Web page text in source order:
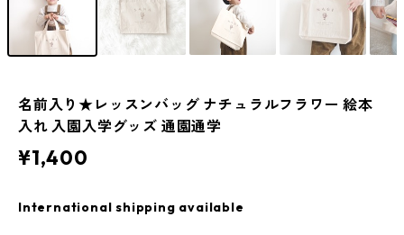
名前入り★レッスンバッグ ナチュラルフラワー 絵本
入れ 入園入学グッズ 通園通学
¥1,400
International shipping available